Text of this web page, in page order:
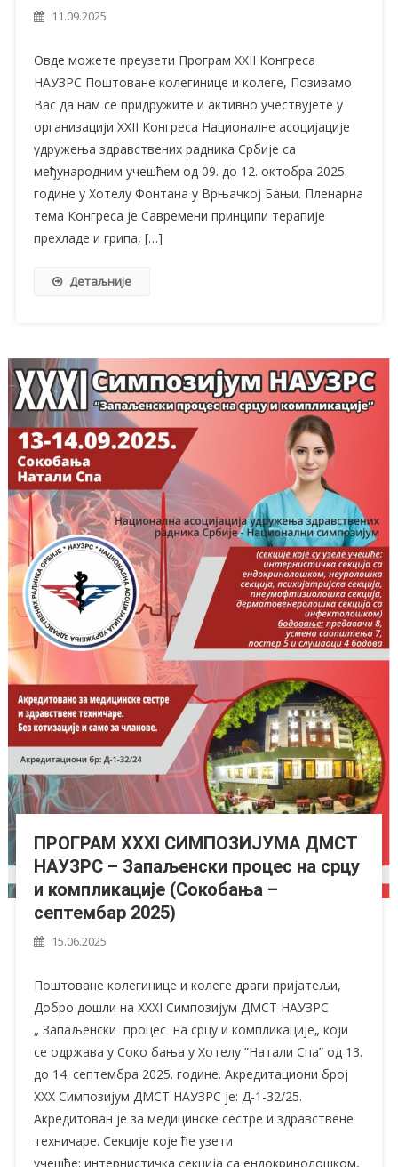
11.09.2025
Овде можете преузети Програм XXII Конгреса
НАУЗРС Поштоване колегинице и колеге, Позивамо
Вас да нам се придружите и активно учествујете у
организацији XXII Конгреса Националне асоцијације
удружења здравствених радника Србије са
међународним учешћем од 09. до 12. октобра 2025.
године у Хотелу Фонтана у Врњачкој Бањи. Пленарна
тема Конгреса је Савремени принципи терапије
прехладе и грипа, […]
Детаљније
ПРОГРАМ XXXI СИМПОЗИЈУМА ДМСТ
НАУЗРС – Запаљенски процес на срцу
и компликације (Сокобања –
септембар 2025)
15.06.2025
Поштоване колегинице и колеге драги пријатељи,
Добро дошли на XXXI Симпозијум ДМСТ НАУЗРС
„ Запаљенски процес на срцу и компликације„ који
се одржава у Соко бања у Хотелу ”Натали Спа” од 13.
до 14. септембра 2025. године. Акредитациони број
XXX Симпозијум ДМСТ НАУЗРС је: Д-1-32/25.
Акредитован je за медицинске сестре и здравствене
техничаре. Секције које ће узети
учешће: интернистичка секција са ендокринолошком,